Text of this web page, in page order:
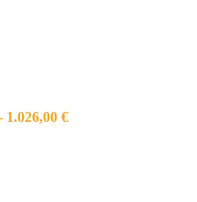
1.026,00 €Price